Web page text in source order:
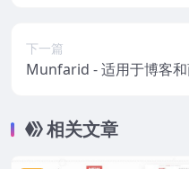
下一篇
Munfarid - 适用于博客
相关文章